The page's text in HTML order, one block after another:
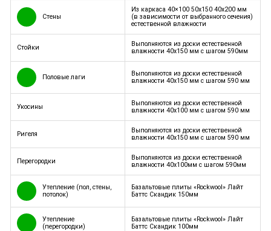
Стены
Из каркаса 40×100 50x150 40x200 мм
(в зависимости от выбранного сечения)
естественной влажности
Стойки
Выполняются из доски естественной
влажности 40х150 мм с шагом 590мм
Половые лаги
Выполняются из доски естественной
влажности 40х150 мм с шагом 590 мм
Укосины
Выполняются из доски естественной
влажности 40х100 мм с шагом 590 мм
Ригеля
Выполняются из доски естественной
влажности 40х150 мм с шагом 590 мм
Перегородки
Выполняются из доски естественной
влажности 40х100мм с шагом 590мм
Утепление (пол, стены,
потолок)
Базальтовые плиты «Rockwool» Лайт
Баттс Скандик 150мм
Утепление
(перегородки)
Базальтовые плиты «Rockwool» Лайт
Баттс Скандик 100мм